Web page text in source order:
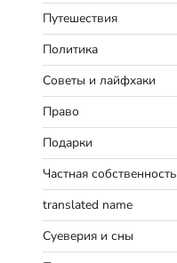
Путешествия
Политика
Советы и лайфхаки
Право
Подарки
Частная собственность
translated name
Суеверия и сны